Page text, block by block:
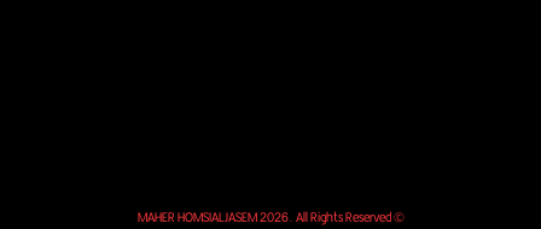
© MAHER HOMSIALJASEM 2026. All Rights Reserved